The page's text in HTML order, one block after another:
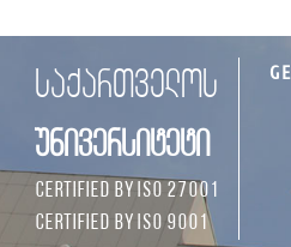
საქართველოს
უნივერსიტეტი
Certified by ISO 27001
Certified by ISO 9001
GE